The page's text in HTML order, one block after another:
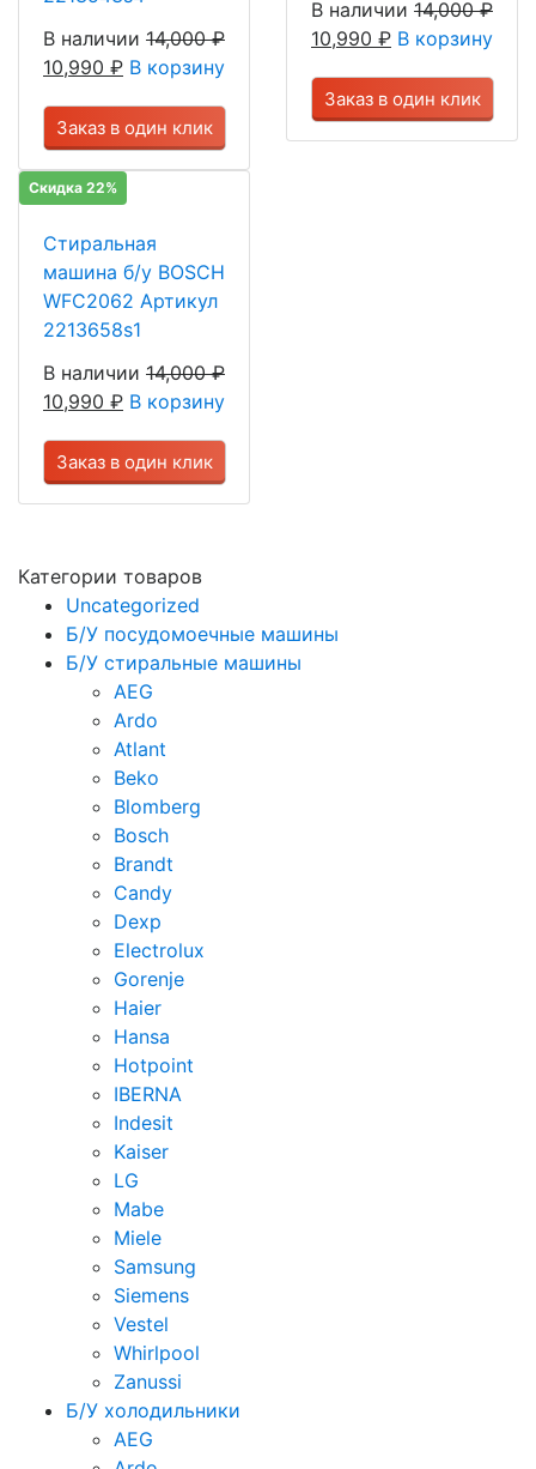
В наличии 14,000₽
10,990 ₽ В корзину
Заказ в один клик
В наличии 14,000₽
10,990 ₽ В корзину
Заказ в один клик
Скидка 22%
Стиральная
машина б/у BOSCH
WFC2062 Артикул
2213658s1
В наличии 14,000₽
10,990 ₽ В корзину
Заказ в один клик
Категории товаров
Uncategorized
Б/У посудомоечные машины
Б/У стиральные машины
AEG
Ardo
Atlant
Beko
Blomberg
Bosch
Brandt
Candy
Dexp
Electrolux
Gorenje
Haier
Hansa
Hotpoint
IBERNA
Indesit
Kaiser
LG
Mabe
Miele
Samsung
Siemens
Vestel
Whirlpool
Zanussi
Б/У холодильники
AEG